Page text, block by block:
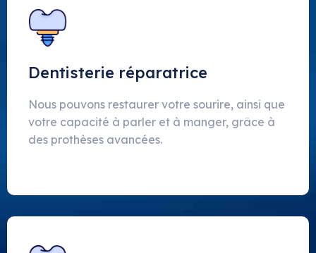
Dentisterie réparatrice
Nous pouvons restaurer votre sourire, ainsi que
votre capacité à parler et à manger, grâce à
des prothèses avancées.